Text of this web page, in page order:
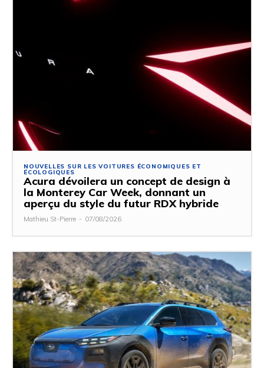
NOUVELLES SUR LES VOITURES ÉCONOMIQUES ET
ÉCOLOGIQUES
Acura dévoilera un concept de design à
la Monterey Car Week, donnant un
aperçu du style du futur RDX hybride
Mathieu St-Pierre - 07/08/2026